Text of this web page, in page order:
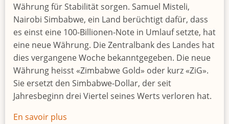
Währung für Stabilität sorgen. Samuel Misteli,
Nairobi Simbabwe, ein Land berüchtigt dafür, dass
es einst eine 100-Billionen-Note in Umlauf setzte, hat
eine neue Währung. Die Zentralbank des Landes hat
dies vergangene Woche bekanntgegeben. Die neue
Währung heisst «Zimbabwe Gold» oder kurz «ZiG».
Sie ersetzt den Simbabwe-Dollar, der seit
Jahresbeginn drei Viertel seines Werts verloren hat.
En savoir plus